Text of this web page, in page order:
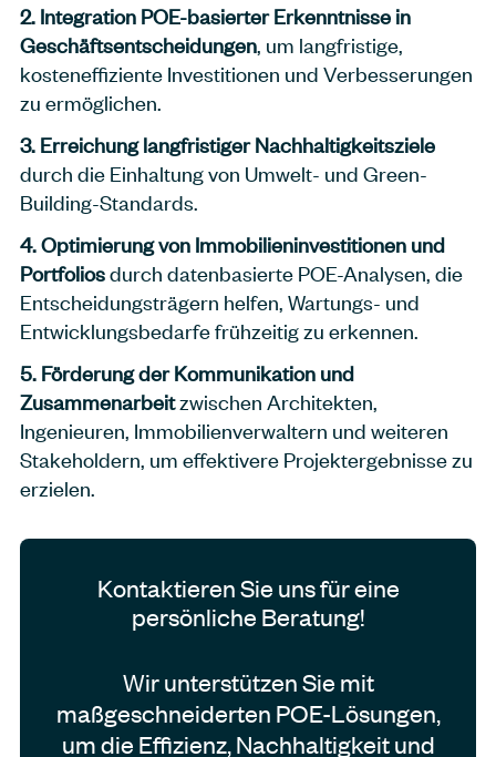
2. Integration POE-basierter Erkenntnisse in
Geschäftsentscheidungen, um langfristige,
kosteneffiziente Investitionen und Verbesserungen
zu ermöglichen.
3. Erreichung langfristiger Nachhaltigkeitsziele
durch die Einhaltung von Umwelt- und Green-
Building-Standards.
4. Optimierung von Immobilieninvestitionen und
Portfoliosdurch datenbasierte POE-Analysen, die
Entscheidungsträgern helfen, Wartungs- und
Entwicklungsbedarfe frühzeitig zu erkennen.
5. Förderung der Kommunikation und
Zusammenarbeitzwischen Architekten,
Ingenieuren, Immobilienverwaltern und weiteren
Stakeholdern, um effektivere Projektergebnisse zu
erzielen.
Kontaktieren Sie uns für eine
persönliche Beratung!
Wir unterstützen Sie mit
maßgeschneiderten POE-Lösungen,
um die Effizienz, Nachhaltigkeit und